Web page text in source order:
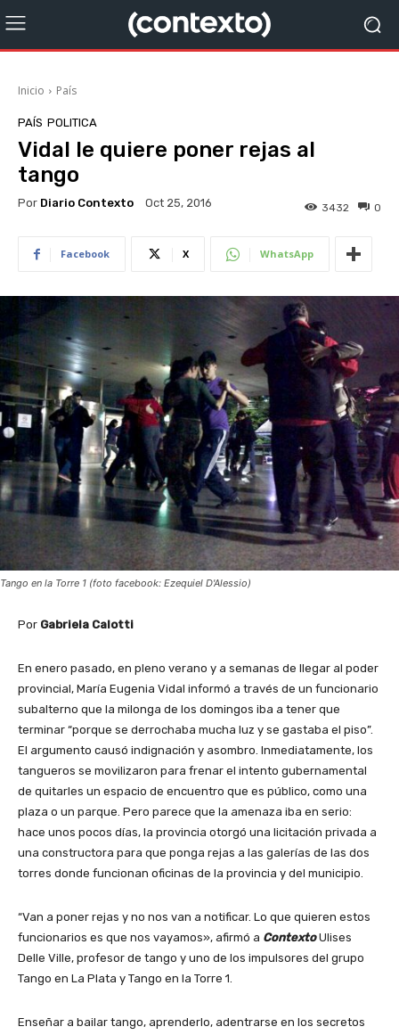
Inicio País
PAÍS POLITICA
Vidal le quiere poner rejas al
tango
Por Diario Contexto Oct 25, 2016 0
3432
Facebook X WhatsApp
Tango en la Torre 1 (foto facebook: Ezequiel D'Alessio)
Por Gabriela Calotti
En enero pasado, en pleno verano y a semanas de llegar al poder
provincial, María Eugenia Vidal informó a través de un funcionario
subalterno que la milonga de los domingos iba a tener que
terminar “porque se derrochaba mucha luz y se gastaba el piso”.
El argumento causó indignación y asombro. Inmediatamente, los
tangueros se movilizaron para frenar el intento gubernamental
de quitarles un espacio de encuentro que es público, como una
plaza o un parque. Pero parece que la amenaza iba en serio:
hace unos pocos días, la provincia otorgó una licitación privada a
una constructora para que ponga rejas a las galerías de las dos
torres donde funcionan oficinas de la provincia y del municipio.
“Van a poner rejas y no nos van a notificar. Lo que quieren estos
funcionarios es que nos vayamos», afirmó a Contexto Ulises
Delle Ville, profesor de tango y uno de los impulsores del grupo
Tango en La Plata y Tango en la Torre 1.
Enseñar a bailar tango, aprenderlo, adentrarse en los secretos